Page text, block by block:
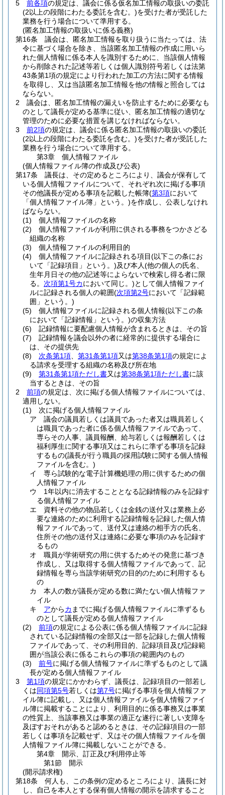
5
前各項の規定は、議会に係る仮名加工情報の取扱いの委託
(2以上の段階にわたる委託を含む。)を受けた者が受託した
業務を行う場合について準用する。
(匿名加工情報の取扱いに係る義務)
第16条
議会は、匿名加工情報を取り扱うに当たっては、法
令に基づく場合を除き、当該匿名加工情報の作成に用いら
れた個人情報に係る本人を識別するために、当該個人情報
から削除された記述等若しくは個人識別符号若しくは法第
43条第1項の規定により行われた加工の方法に関する情報
を取得し、又は当該匿名加工情報を他の情報と照合しては
ならない。
2
議会は、匿名加工情報の漏えいを防止するために必要なも
のとして議長が定める基準に従い、匿名加工情報の適切な
管理のために必要な措置を講じなければならない。
3
前2項の規定は、議会に係る匿名加工情報の取扱いの委託
(2以上の段階にわたる委託を含む。)を受けた者が受託した
業務を行う場合について準用する。
第3章
個人情報ファイル
(個人情報ファイル簿の作成及び公表)
第17条
議長は、その定めるところにより、議会が保有して
いる個人情報ファイルについて、それぞれ次に掲げる事項
その他議長が定める事項を記載した帳簿(第3項において
「個人情報ファイル簿」という。)を作成し、公表しなけれ
ばならない。
(1)
個人情報ファイルの名称
(2)
個人情報ファイルが利用に供される事務をつかさどる
組織の名称
(3)
個人情報ファイルの利用目的
(4)
個人情報ファイルに記録される項目(以下この条にお
いて「記録項目」という。)及び本人(他の個人の氏名、
生年月日その他の記述等によらないで検索し得る者に限
る。 次項第1号カにおいて同じ。)として個人情報ファイ
ルに記録される個人の範囲(次項第2号において「記録範
囲」という。)
(5)
個人情報ファイルに記録される個人情報(以下この条
において「記録情報」という。)の収集方法
(6)
記録情報に要配慮個人情報が含まれるときは、その旨
(7)
記録情報を議会以外の者に経常的に提供する場合に
は、その提供先
(8)
次条第1項 第31条第1項又は第38条第1項の規定によ
る請求を受理する組織の名称及び所在地
(9)
第31条第1項ただし書又は第38条第1項ただし書に該
当するときは、その旨
2
前項の規定は、次に掲げる個人情報ファイルについては、
適用しない。
(1)
次に掲げる個人情報ファイル
ア
議会の議員若しくは議員であった者又は職員若しく
は職員であった者に係る個人情報ファイルであって、
専らその人事、議員報酬、給与若しくは報酬若しくは
福利厚生に関する事項又はこれらに準ずる事項を記録
するもの(議長が行う職員の採用試験に関する個人情報
ファイルを含む。)
イ
専ら試験的な電子計算機処理の用に供するための個
人情報ファイル
ウ
1年以内に消去することとなる記録情報のみを記録す
る個人情報ファイル
エ
資料その他の物品若しくは金銭の送付又は業務上必
要な連絡のために利用する記録情報を記録した個人情
報ファイルであって、送付又は連絡の相手方の氏名、
住所その他の送付又は連絡に必要な事項のみを記録す
るもの
オ
職員が学術研究の用に供するためその発意に基づき
作成し、又は取得する個人情報ファイルであって、記
録情報を専ら当該学術研究の目的のために利用するも
の
カ
本人の数が議長が定める数に満たない個人情報ファ
イル
キ
アからカ までに掲げる個人情報ファイルに準ずるも
のとして議長が定める個人情報ファイル
(2)
前項の規定による公表に係る個人情報ファイルに記録
されている記録情報の全部又は一部を記録した個人情報
ファイルであって、その利用目的、記録項目及び記録範
囲が当該公表に係るこれらの事項の範囲内のもの
(3)
前号に掲げる個人情報ファイルに準ずるものとして議
長が定める個人情報ファイル
3
第1項の規定にかかわらず、議長は、記録項目の一部若し
くは同項第5号若しくは第7号に掲げる事項を個人情報ファ
イル簿に記載し、又は個人情報ファイルを個人情報ファイ
ル簿に掲載することにより、利用目的に係る事務又は事業
の性質上、当該事務又は事業の適正な遂行に著しい支障を
及ぼすおそれがあると認めるときは、その記録項目の一部
若しくは事項を記載せず、又はその個人情報ファイルを個
人情報ファイル簿に掲載しないことができる。
第4章
開示、訂正及び利用停止等
第1節
開示
(開示請求権)
第18条
何人も、この条例の定めるところにより、議長に対
し、自己を本人とする保有個人情報の開示を請求すること